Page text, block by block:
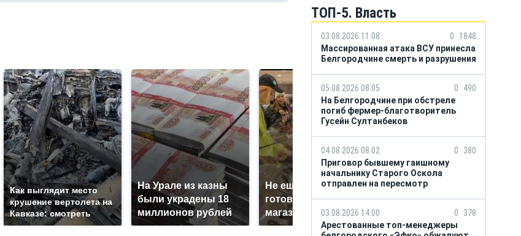
Как выглядит место
крушение вертолета на
Кавказе: смотреть
На Урале из казны
были украдены 18
миллионов рублей
Не ешьте эту
готовую еду из
магазина: список
В ОАЭ произошло
жестокое убийство
криптомиллионера
ТОП-5. Власть
03.08.2026 11:08 0
1848
Массированная атака ВСУ принесла
Белгородчине смерть и разрушения
05.08.2026 08:05 0
490
На Белгородчине при обстреле
погиб фермер-благотворитель
Гусейн Султанбеков
04.08.2026 08:02 0
380
Приговор бывшему гаишному
начальнику Старого Оскола
отправлен на пересмотр
03.08.2026 14:00 0
378
Арестованные топ-менеджеры